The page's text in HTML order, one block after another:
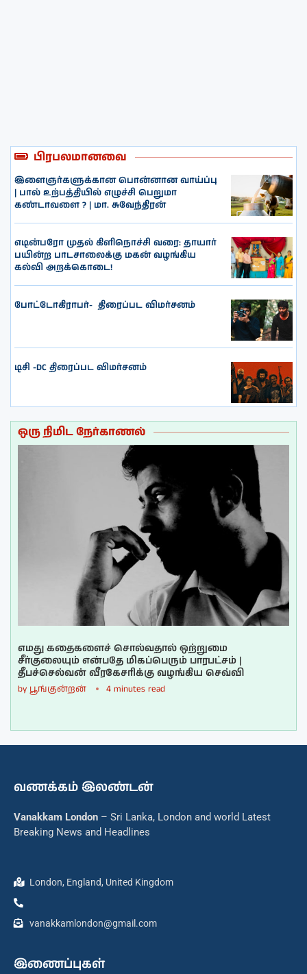
பிரபலமானவை
இளைஞர்களுக்கான பொன்னான வாய்ப்பு
| பால் உற்பத்தியில் எழுச்சி பெறுமா
கண்டாவளை ? | மா. சுவேந்திரன்
எடின்பரோ முதல் கிளிநொச்சி வரை: தாயார்
பயின்ற பாடசாலைக்கு மகன் வழங்கிய
கல்வி அறக்கொடை!
போட்டோகிராபர்- ‌ திரைப்பட விமர்சனம்
டிசி -DC திரைப்பட விமர்சனம்
ஒரு நிமிட நேர்காணல்
எமது கதைகளைச் சொல்வதால் ஒற்றுமை
சீர்குலையும் என்பதே மிகப்பெரும் பாரபட்சம் |
தீபச்செல்வன் வீரகேசரிக்கு வழங்கிய செவ்வி
by பூங்குன்றன் 4 minutes read
வணக்கம் இலண்டன்
Vanakkam London – Sri Lanka, London and world Latest
Breaking News and Headlines
London, England, United Kingdom
vanakkamlondon@gmail.com
இணைப்புகள்